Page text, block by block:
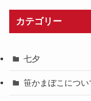
カテゴリー
七夕
笹かまぼこについ